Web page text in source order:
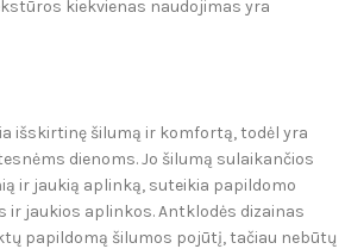
kiekvienas naudojimas yra
išskirtinę šilumą ir komfortą, todėl yra
dienoms. Jo šilumą sulaikančios
ir jaukią aplinką, suteikia papildomo
ir jaukios aplinkos. Antklodės dizainas
papildomą šilumos pojūtį, tačiau nebūtų